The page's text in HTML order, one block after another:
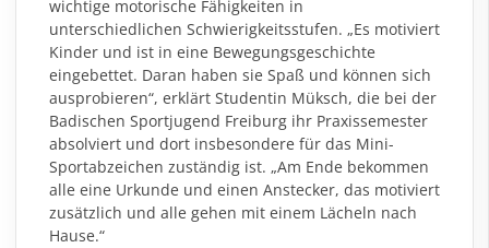
wichtige motorische Fähigkeiten in
unterschiedlichen Schwierigkeitsstufen. „Es motiviert
Kinder und ist in eine Bewegungsgeschichte
eingebettet. Daran haben sie Spaß und können sich
ausprobieren“, erklärt Studentin Müksch, die bei der
Badischen Sportjugend Freiburg ihr Praxissemester
absolviert und dort insbesondere für das Mini-
Sportabzeichen zuständig ist. „Am Ende bekommen
alle eine Urkunde und einen Anstecker, das motiviert
zusätzlich und alle gehen mit einem Lächeln nach
Hause.“